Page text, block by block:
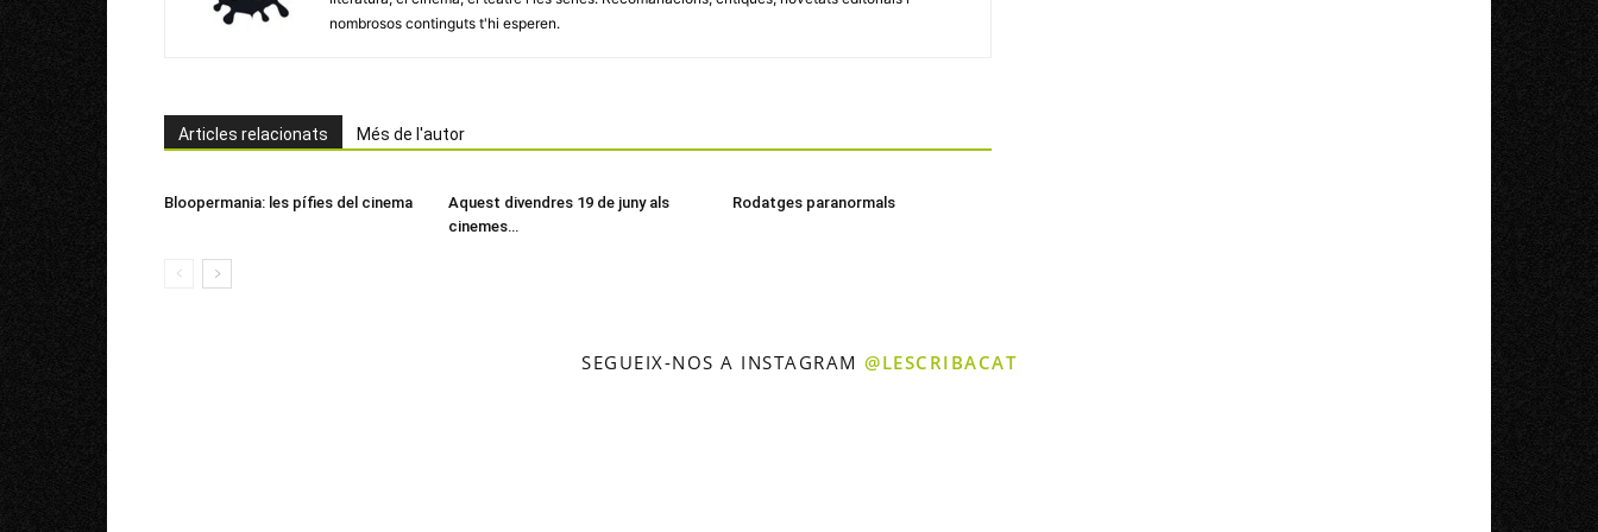
nombrosos continguts t'hi esperen.
Articles relacionats Més de l'autor
Bloopermania: les pífies del cinema
Aquest divendres 19 de juny als
cinemes…
Rodatges paranormals
SEGUEIX-NOS A INSTAGRAM @LESCRIBACAT